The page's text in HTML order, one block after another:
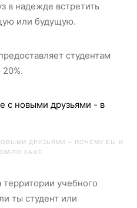
в надежде встретить
или будущую.
студентам
ДРУЗЬЯМИ – ПОЧЕМУ БЫ И
ТО КАФЕ
учебного
ты студент или